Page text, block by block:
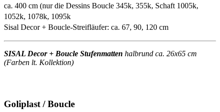
ca. 400 cm (nur die Dessins Boucle 345k, 355k, Schaft 1005k,
1052k, 1078k, 1095k
Sisal Decor + Boucle-Streifläufer: ca. 67, 90, 120 cm
SISAL Decor + Boucle Stufenmatten halbrund ca. 26x65 cm
(Farben lt. Kollektion)
Goliplast / Boucle